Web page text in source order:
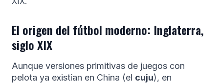
El origen del fútbol moderno: Inglaterra,
siglo XIX
Aunque versiones primitivas de juegos con
pelota ya existían en China (el cuju), en